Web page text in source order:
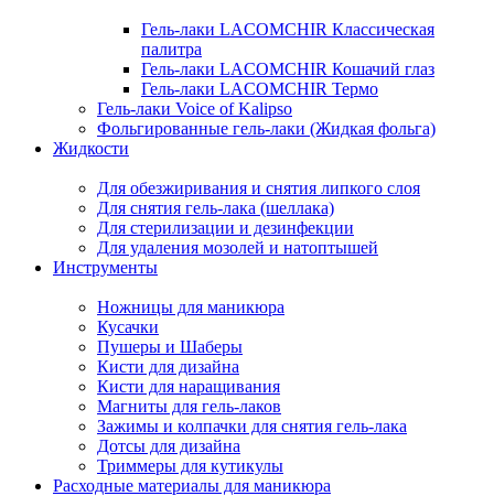
Гель-лаки LACOMCHIR Классическая
палитра
Гель-лаки LACOMCHIR Кошачий глаз
Гель-лаки LACOMCHIR Термо
Гель-лаки Voice of Kalipso
Фольгированные гель-лаки (Жидкая фольга)
Жидкости
Для обезжиривания и снятия липкого слоя
Для снятия гель-лака (шеллака)
Для стерилизации и дезинфекции
Для удаления мозолей и натоптышей
Инструменты
Ножницы для маникюра
Кусачки
Пушеры и Шаберы
Кисти для дизайна
Кисти для наращивания
Магниты для гель-лаков
Зажимы и колпачки для снятия гель-лака
Дотсы для дизайна
Триммеры для кутикулы
Расходные материалы для маникюра